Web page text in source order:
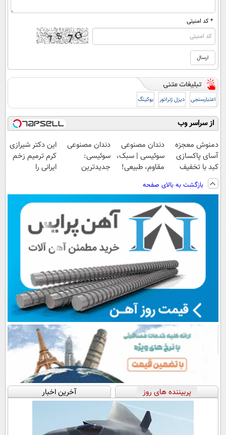
* کد امنیتی
اعتبارسنجی دیزل ژنراتور بوکینگ
از سراسر وب
دمنوش معجزه
آسای پاکسازی
کبد با تخفیف
ویژه
دندان مصنوعی
سوئیسی | سبک،
مقاوم، طبیعی!
رایگان+پرداخت
اقساطی😍
دندان مصنوعی
سوئیسی:
جدیدترین
پرداخت قسطی
این دکتر شیرازی
کرم ترمیم زخم
ایرانی را
بازگشت به بالای صفحه
پربیننده های روز آخرین اخبار